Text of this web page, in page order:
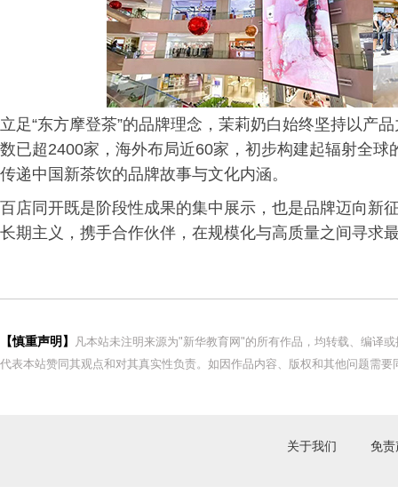
立足“东方摩登茶”的品牌理念，茉莉奶白始终坚持以产
数已超2400家，海外布局近60家，初步构建起辐射全
传递中国新茶饮的品牌故事与文化内涵。
百店同开既是阶段性成果的集中展示，也是品牌迈向新
长期主义，携手合作伙伴，在规模化与高质量之间寻求
【慎重声明】
凡本站未注明来源为"新华教育网"的所有作品，均转载、编译
代表本站赞同其观点和对其真实性负责。如因作品内容、版权和其他问题需
关于我们 免责